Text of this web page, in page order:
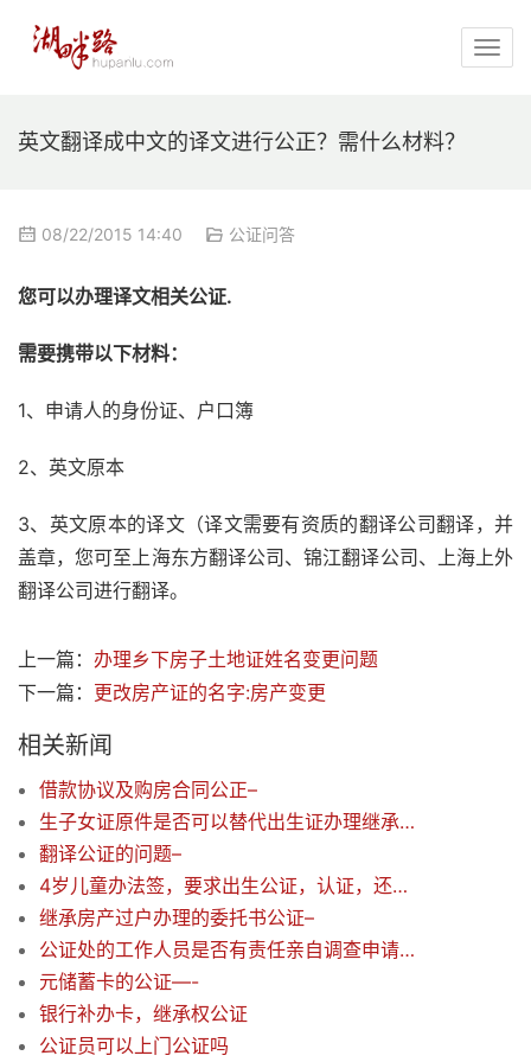
英文翻译成中文的译文进行公正？需什么材料？
08/22/2015 14:40 公证问答
您可以办理译文相关公证.
需要携带以下材料：
1、申请人的身份证、户口簿
2、英文原本
3、英文原本的译文（译文需要有资质的翻译公司翻译，并
盖章，您可至上海东方翻译公司、锦江翻译公司、上海上外
翻译公司进行翻译。
上一篇： 办理乡下房子土地证姓名变更问题
下一篇： 更改房产证的名字:房产变更
相关新闻
借款协议及购房合同公正–
生子女证原件是否可以替代出生证办理继承公证？
翻译公证的问题–
4岁儿童办法签，要求出生公证，认证，还有父亲陪伴跟随公证 ，需要哪些证件
继承房产过户办理的委托书公证–
公证处的工作人员是否有责任亲自调查申请公证的内容的真伪？
元储蓄卡的公证—-
银行补办卡，继承权公证
公证员可以上门公证吗